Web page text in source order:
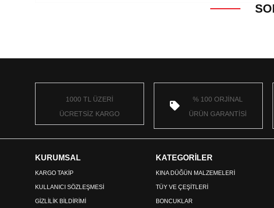
1000 TL ÜZERİ
ÜCRETSİZ KARGO
% 100 ORJİNAL
ÜRÜN GARANTİSİ
KURUMSAL
KARGO TAKİP
KULLANICI SÖZLEŞMESİ
GİZLİLİK BİLDİRİMİ
KATEGORİLER
KINA DÜĞÜN MALZEMELERİ
TÜY VE ÇEŞİTLERİ
BONCUKLAR